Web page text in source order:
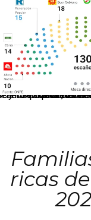
El JNE oficializó la distribución de escaños para la elección de 60 senadores y 130 diputados en las
ricas